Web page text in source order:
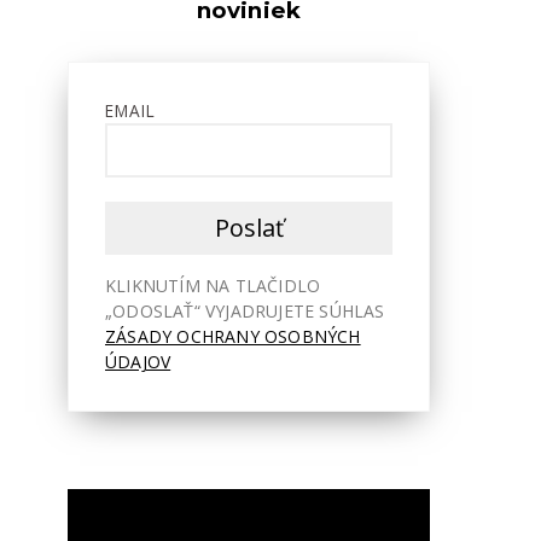
noviniek
EMAIL
KLIKNUTÍM NA TLAČIDLO
„ODOSLAŤ“ VYJADRUJETE SÚHLAS
ZÁSADY OCHRANY OSOBNÝCH
ÚDAJOV